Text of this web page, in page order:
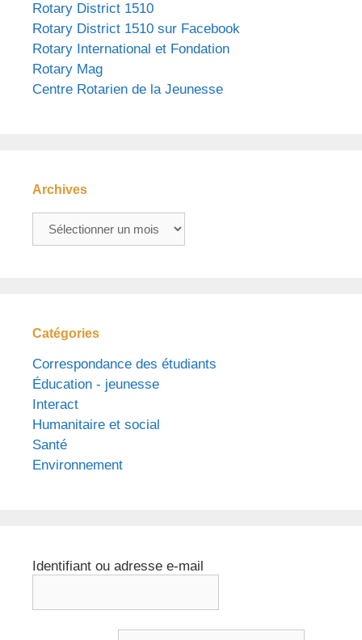
Rotary District 1510
Rotary District 1510 sur Facebook
Rotary International et Fondation
Rotary Mag
Centre Rotarien de la Jeunesse
Archives
Archives
Catégories
Correspondance des étudiants
Éducation - jeunesse
Interact
Humanitaire et social
Santé
Environnement
Identifiant ou adresse e-mail